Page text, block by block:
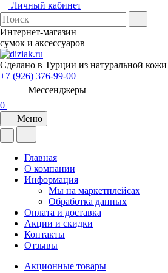
Личный кабинет
Интернет-магазин
сумок и аксессуаров
Сделано в Турции из натуральной кожи
+7 (926) 376-99-00
Мессенджеры
0
Меню
Главная
О компании
Информация
Мы на маркетплейсах
Обработка данных
Оплата и доставка
Акции и скидки
Контакты
Отзывы
Акционные товары